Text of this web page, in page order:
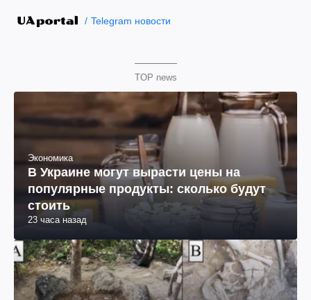
Telegram новости
TOP news
Экономика
В Украине могут вырасти цены на
популярные продукты: сколько будут
стоить
23 часа назад